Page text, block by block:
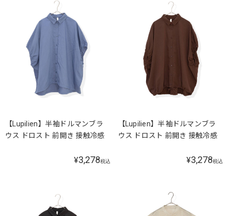
【Lupilien】半袖ドルマンブラ
ウス ドロスト 前開き 接触冷感
¥3,278税込
【Lupilien】半袖ドルマンブラ
ウス ドロスト 前開き 接触冷感
¥3,278税込